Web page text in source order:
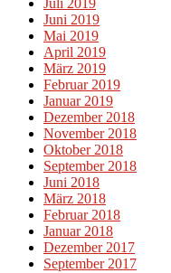
Juli 2019
Juni 2019
Mai 2019
April 2019
März 2019
Februar 2019
Januar 2019
Dezember 2018
November 2018
Oktober 2018
September 2018
Juni 2018
März 2018
Februar 2018
Januar 2018
Dezember 2017
September 2017